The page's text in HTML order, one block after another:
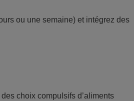
ou une semaine) et intégrez des
choix compulsifs d’aliments